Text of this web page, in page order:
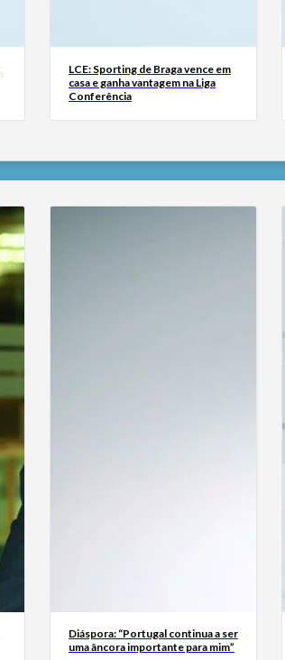
LCE: Sporting de Braga vence em
casa e ganha vantagem na Liga
Conferência
Diáspora: “Portugal continua a ser
uma âncora importante para mim”